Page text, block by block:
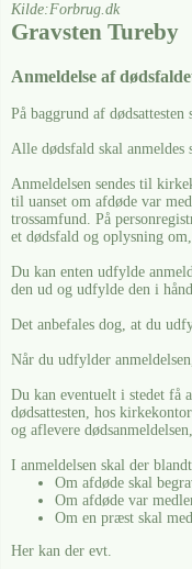
Kilde:Forbrug.dk
Gravsten Tureby
Anmeldelse af
På baggrund af
Alle dødsfald skal anmeldes
Anmeldelsen sendes til
til uanset om afdøde var
trossamfund. På
et dødsfald og oplysning
Du kan enten udfylde
den ud og udfylde den i
Det anbefales dog, at du
Når du udfylder
Du kan eventuelt i stedet få
dødsattesten, hos
og aflevere
I anmeldelsen skal der
Om afdøde skal
Om afdøde var
Om en præst skal
Her kan der evt.